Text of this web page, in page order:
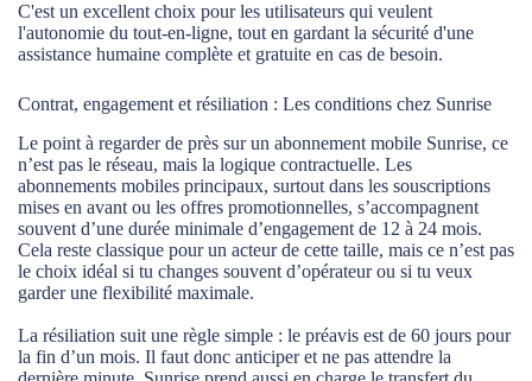
C'est un excellent choix pour les utilisateurs qui veulent
l'autonomie du tout-en-ligne, tout en gardant la sécurité d'une
assistance humaine complète et gratuite en cas de besoin.
Contrat, engagement et résiliation : Les conditions chez Sunrise
Le point à regarder de près sur un abonnement mobile Sunrise, ce
n’est pas le réseau, mais la logique contractuelle. Les
abonnements mobiles principaux, surtout dans les souscriptions
mises en avant ou les offres promotionnelles, s’accompagnent
souvent d’une durée minimale d’engagement de 12 à 24 mois.
Cela reste classique pour un acteur de cette taille, mais ce n’est pas
le choix idéal si tu changes souvent d’opérateur ou si tu veux
garder une flexibilité maximale.
La résiliation suit une règle simple : le préavis est de 60 jours pour
la fin d’un mois. Il faut donc anticiper et ne pas attendre la